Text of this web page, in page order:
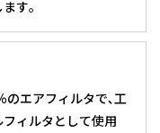
す｡
のエアフィルタで､工
ィルタとして使用